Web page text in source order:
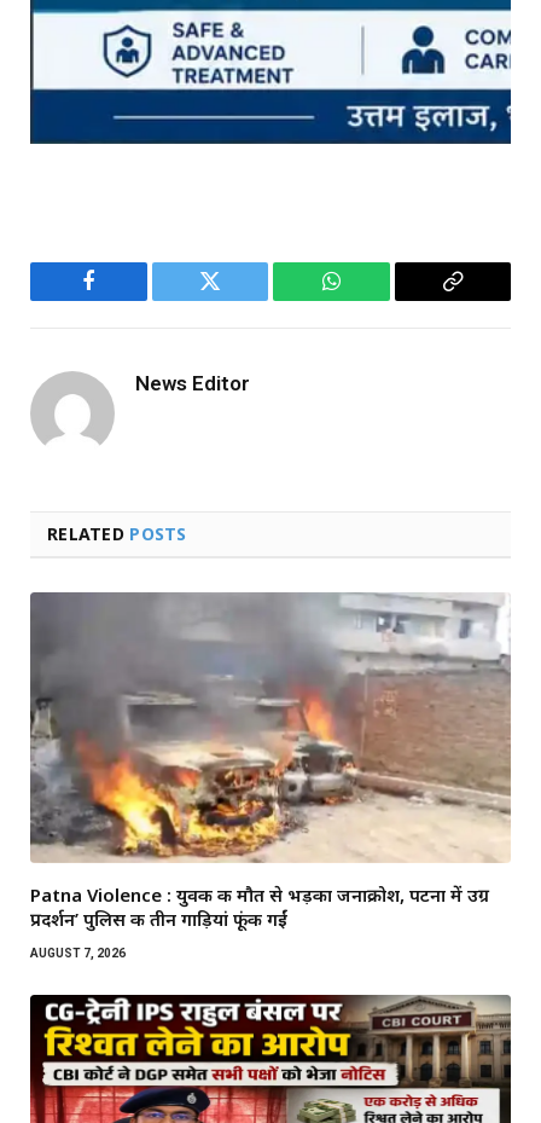
Facebook Twitter WhatsApp
Copy
News Editor
RELATED POSTS
Patna Violence : युवक की मौत से भड़का जनाक्रोश, पटना में उग्र
प्रदर्शन’ पुलिस की तीन गाड़ियां फूंकी गईं
AUGUST 7, 2026